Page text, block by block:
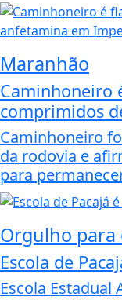
Maranhão
Caminhoneiro
comprimidos
Caminhoneiro
da rodovia e
para
Orgulho para
Escola de
Escola Estadual